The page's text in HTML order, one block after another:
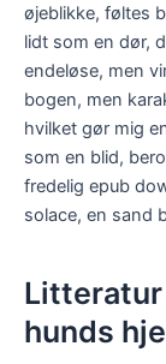
øjeblikke, føltes
lidt som en dør,
endeløse, men
bogen, men
hvilket gør mig
som en blid,
fredelig epub
solace, en sand
hunds